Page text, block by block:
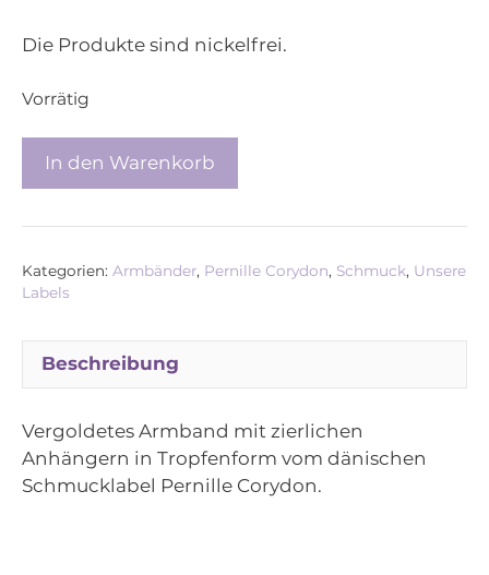
Die Produkte sind nickelfrei.
Vorrätig
Corydon
Armband
vergoldet
In den Warenkorb
Kategorien: Armbänder, Pernille Corydon, Schmuck, Unsere
Labels
Beschreibung
Vergoldetes Armband mit zierlichen
Anhängern in Tropfenform vom dänischen
Schmucklabel Pernille Corydon.